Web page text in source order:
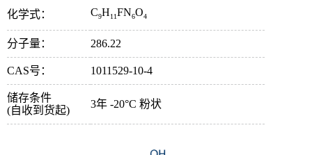
化学式： C9H11FN6O4
分子量： 286.22
CAS号： 1011529-10-4
储存条件
(自收到货起)
3年 -20°C 粉状